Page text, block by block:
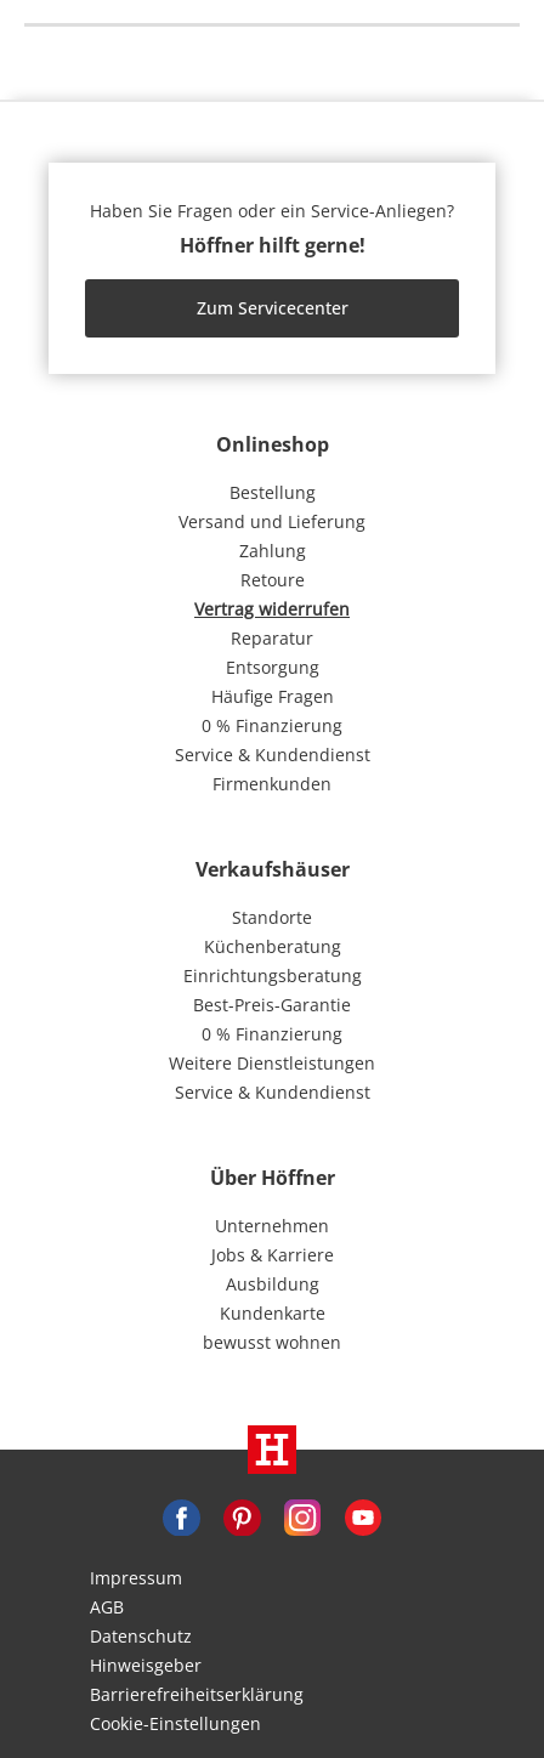
Onlineshop
Bestellung
Versand und Lieferung
Zahlung
Retoure
Vertrag widerrufen
Reparatur
Entsorgung
Häufige Fragen
0 % Finanzierung
Service & Kundendienst
Firmenkunden
Verkaufshäuser
Standorte
Küchenberatung
Einrichtungsberatung
Best-Preis-Garantie
0 % Finanzierung
Weitere Dienstleistungen
Service & Kundendienst
Über Höffner
Unternehmen
Jobs & Karriere
Ausbildung
Kundenkarte
bewusst wohnen
Haben Sie Fragen oder ein Service-Anliegen?
Höffner hilft gerne!
Zum Servicecenter
Impressum
AGB
Datenschutz
Hinweisgeber
Barrierefreiheitserklärung
Cookie-Einstellungen